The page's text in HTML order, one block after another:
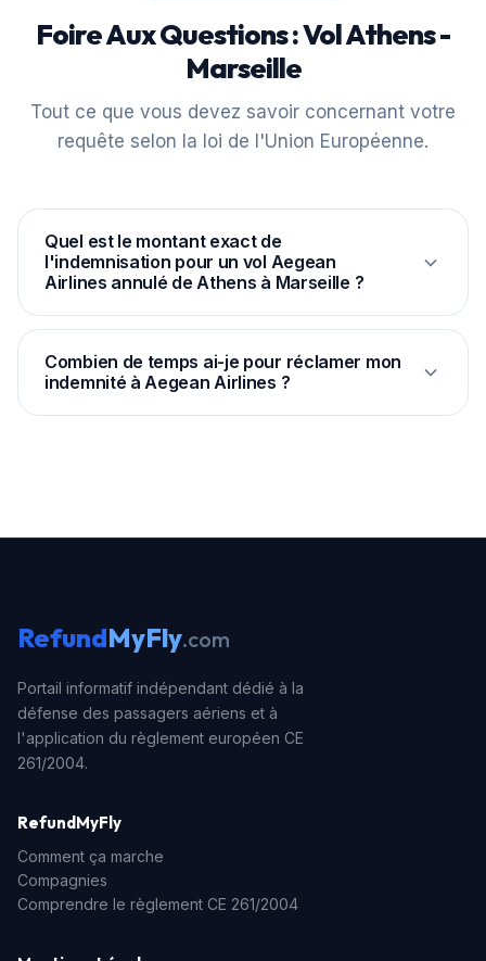
Foire Aux Questions : Vol Athens -
Marseille
Tout ce que vous devez savoir concernant votre
requête selon la loi de l'Union Européenne.
Quel est le montant exact de
l'indemnisation pour un vol Aegean
Airlines annulé de Athens à Marseille ?
Selon le règlement européen CE 261/2004, la
distance entre ATH et MRS étant de 1 688 km,
l'indemnité légale forfaitaire est fixée à 400 € par
passager, quel que soit le prix initial du billet d'avion.
Combien de temps ai-je pour réclamer mon
indemnité à Aegean Airlines ?
RefundMyFly.com
Portail informatif indépendant dédié à la
défense des passagers aériens et à
l'application du règlement européen CE
261/2004.
RefundMyFly
Comment ça marche
Compagnies
Comprendre le règlement CE 261/2004